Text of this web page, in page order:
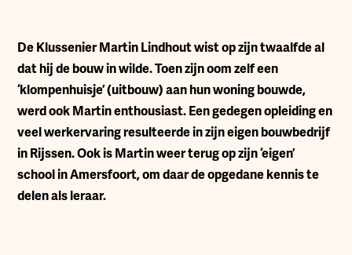
De Klussenier Martin Lindhout wist op zijn twaalfde al
dat hij de bouw in wilde. Toen zijn oom zelf een
‘klompenhuisje’ (uitbouw) aan hun woning bouwde,
werd ook Martin enthousiast. Een gedegen opleiding en
veel werkervaring resulteerde in zijn eigen bouwbedrijf
in Rijssen. Ook is Martin weer terug op zijn ‘eigen’
school in Amersfoort, om daar de opgedane kennis te
delen als leraar.